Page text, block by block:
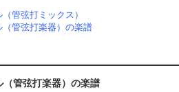
管弦打ミックス）
管弦打楽器）の楽譜
管弦打楽器）の楽譜